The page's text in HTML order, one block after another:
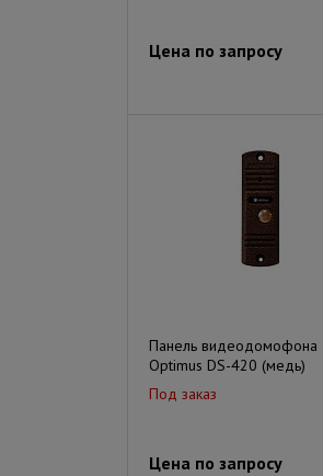
Цена по запросу
Панель видеодомофона
Optimus DS-420 (медь)
Под заказ
Цена по запросу